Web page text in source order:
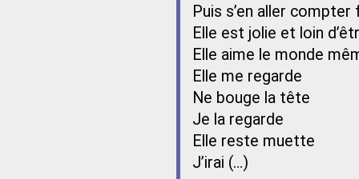
Puis s’en aller
Elle est jolie et loin
Elle aime le monde
Elle me regarde
Ne bouge la tête
Je la regarde
Elle reste muette
J’irai (…)